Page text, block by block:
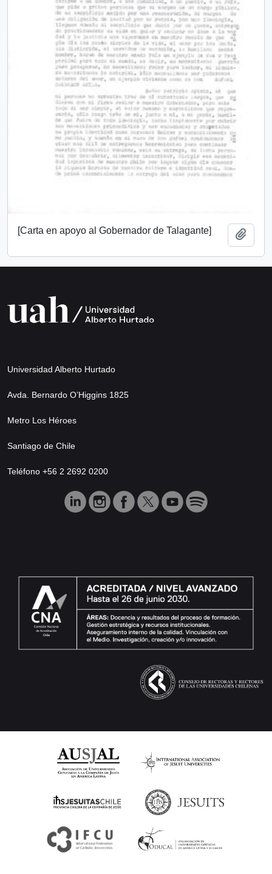
[Carta en apoyo al Gobernador de Talagante]
Universidad Alberto Hurtado
Avda. Bernardo O’Higgins 1825
Metro Los Héroes
Santiago de Chile
Teléfono +56 2 2692 0200